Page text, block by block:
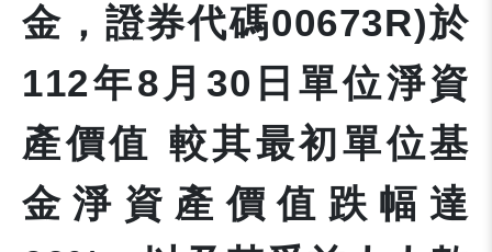
金，證券代碼00673R)於
112年8月30日單位淨資
產價值 較其最初單位基
金淨資產價值跌幅達